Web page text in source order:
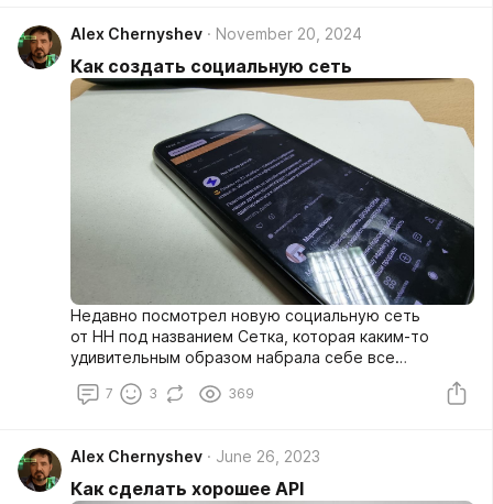
Alex Chernyshev November 20, 2024
Как создать социальную сеть
Недавно посмотрел новую социальную сеть
от HH под названием Сетка, которая каким-то
удивительным образом набрала себе все
пятнадцатилетней давности. Если вы тоже
ошибки.
7 3 369
Alex Chernyshev June 26, 2023
Как сделать хорошее API